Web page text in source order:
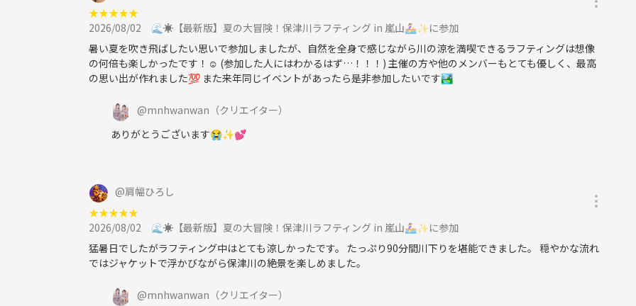
・気軽に友達を増やしたい
・アウトドアやBBQが好き
・休日をちょっと特別に過ごしたい
・みんなでワイワイ楽しみたい
・新しい出会いや交流を楽しみたい
☔️【屋根付き会場なので雨天決行です♪】
★★★★★
2026/08/02
🌊☀️【最新版】夏の大冒険！保津川ラフティング in 嵐山🚣‍♀️✨に参加
暑い夏を吹き飛ばしたい思いで参加しましたが、自然を全身で感じながら川の涼を満喫できるラフティングは想像
の何倍も楽しかったです！☺️ (参加した人にはわかるはず…！！！) 主催の方や他のメンバーもとても優しく、最高
の思い出が作れました💯 また来年同じイベントがあったら是非参加したいです🏞️
@mnhwanwan （クリエイター）
ありがとうございます😭✨️💕
@肩幅ひろし
★★★★★
2026/08/02
🌊☀️【最新版】夏の大冒険！保津川ラフティング in 嵐山🚣‍♀️✨に参加
猛暑日でしたがラフティング中はとても涼しかったです。 たっぷり90分間川下りを堪能できました。 穏やかな流れ
ではジャケットで浮かびながら保津川の絶景を楽しめました。
@mnhwanwan （クリエイター）